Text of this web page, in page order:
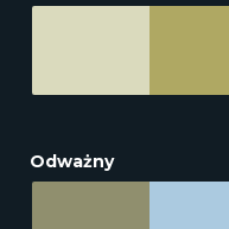
Odważny